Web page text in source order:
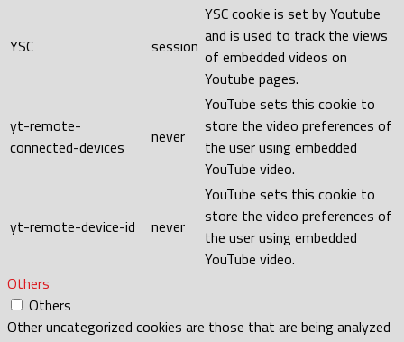
YSC session
YSC cookie is set by Youtube
and is used to track the views
of embedded videos on
Youtube pages.
yt-remote-
connected-devices
never
YouTube sets this cookie to
store the video preferences of
the user using embedded
YouTube video.
yt-remote-device-id never
YouTube sets this cookie to
store the video preferences of
the user using embedded
YouTube video.
Others
Others
Other uncategorized cookies are those that are being analyzed